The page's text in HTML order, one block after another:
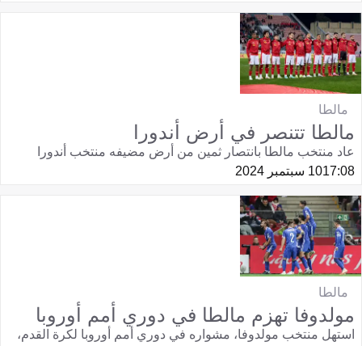
مالطا
مالطا تتنصر في أرض أندورا
عاد منتخب مالطا بانتصار ثمين من أرض مضيفه منتخب أندورا
17:0810 سبتمبر 2024
مالطا
مولدوفا تهزم مالطا في دوري أمم أوروبا
استهل منتخب مولدوفا، مشواره في دوري أمم أوروبا لكرة القدم،